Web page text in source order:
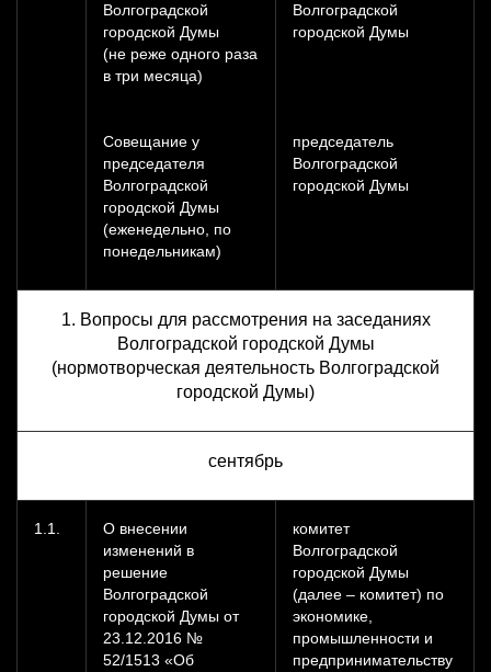
Волгоградской
городской Думы
(не реже одного раза
в три месяца)
Волгоградской
городской Думы
Совещание у
председателя
Волгоградской
городской Думы
(еженедельно, по
понедельникам)
председатель
Волгоградской
городской Думы
1. Вопросы для рассмотрения на заседаниях
Волгоградской городской Думы
(нормотворческая деятельность Волгоградской
городской Думы)
сентябрь
1.1.
О внесении
изменений в
решение
Волгоградской
городской Думы от
23.12.2016 №
52/1513 «Об
комитет
Волгоградской
городской Думы
(далее – комитет) по
экономике,
промышленности и
предпринимательству